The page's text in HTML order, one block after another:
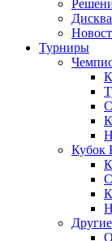
Турниры
Кубок